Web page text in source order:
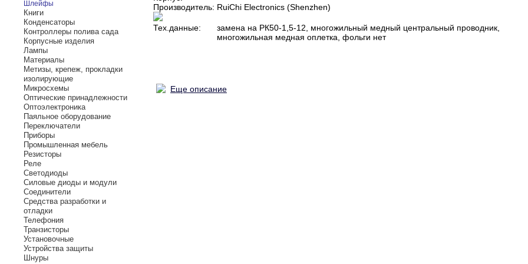
Шлейфы
Книги
Конденсаторы
Контроллеры полива сада
Корпусные изделия
Лампы
Материалы
Метизы, крепеж, прокладки
изолирующие
Микросхемы
Оптические принадлежности
Оптоэлектроника
Паяльное оборудование
Переключатели
Приборы
Промышленная мебель
Резисторы
Реле
Светодиоды
Силовые диоды и модули
Соединители
Средства разработки и
отладки
Телефония
Транзисторы
Установочные
Устройства защиты
Шнуры
Производитель: RuiChi Electronics (Shenzhen)
Тех.данные:
замена на РК50-1,5-12, многожильный медный центральный проводник,
многожильная медная оплетка, фольги нет
Еще описание